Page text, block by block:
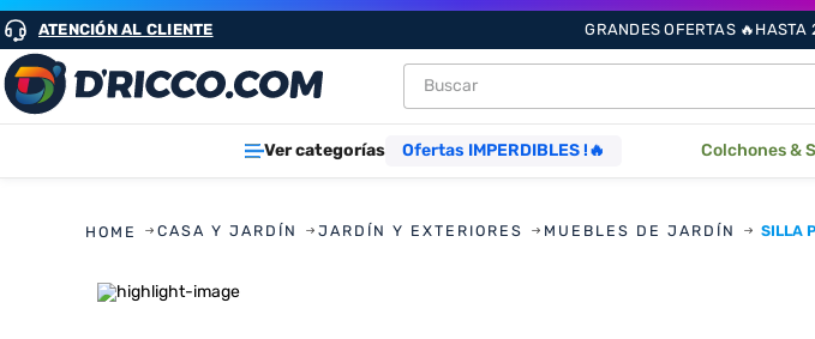
ATENCIÓN AL CLIENTE GRANDES OFERTAS 🔥HASTA
Buscar
Ver categorías Ofertas IMPERDIBLES !🔥 Colchones &
CASA Y JARDÍN JARDÍN Y EXTERIORES MUEBLES DE JARDÍN SILLA
TÉRMINOS MÁS BUSCADOS
1. heladeras